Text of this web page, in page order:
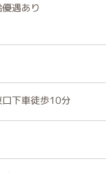
遇あり
下車徒歩10分